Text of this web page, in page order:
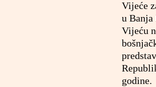
Vijeće
u
Vijeću
godine.